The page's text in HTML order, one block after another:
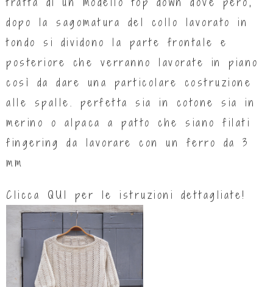
dopo la sagomatura del collo lavorato in
tondo si dividono la parte frontale e
posteriore che verranno lavorate in piano
così da dare una particolare costruzione
alle spalle. perfetta sia in cotone sia in
merino o alpaca a patto che siano filati
fingering da lavorare con un ferro da 3
mm
Clicca QUI per le istruzioni dettagliate!